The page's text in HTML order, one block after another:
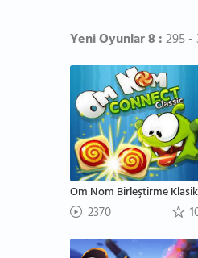
Yeni Oyunlar 8 :295 -
Om Nom Birleştirme Klasik
2370